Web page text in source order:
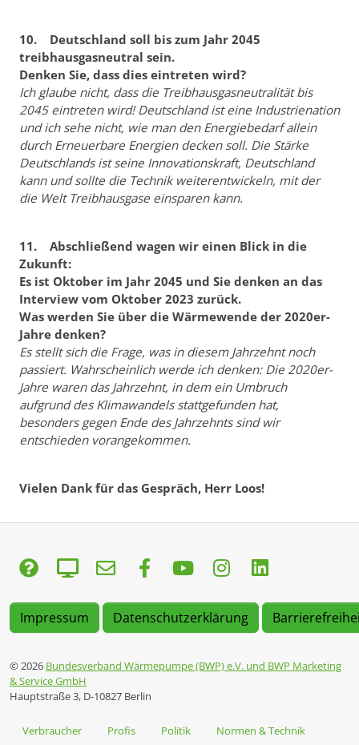
10. Deutschland soll bis zum Jahr 2045
treibhausgasneutral sein.
Denken Sie, dass dies eintreten wird?
Ich glaube nicht, dass die Treibhausgasneutralität bis
2045 eintreten wird! Deutschland ist eine Industrienation
und ich sehe nicht, wie man den Energiebedarf allein
durch Erneuerbare Energien decken soll. Die Stärke
Deutschlands ist seine Innovationskraft, Deutschland
kann und sollte die Technik weiterentwickeln, mit der
die Welt Treibhausgase einsparen kann.
11. Abschließend wagen wir einen Blick in die
Zukunft:
Es ist Oktober im Jahr 2045 und Sie denken an das
Interview vom Oktober 2023 zurück.
Was werden Sie über die Wärmewende der 2020er-
Jahre denken?
Es stellt sich die Frage, was in diesem Jahrzehnt noch
passiert. Wahrscheinlich werde ich denken: Die 2020er-
Jahre waren das Jahrzehnt, in dem ein Umbruch
aufgrund des Klimawandels stattgefunden hat,
besonders gegen Ende des Jahrzehnts sind wir
entschieden vorangekommen.
Vielen Dank für das Gespräch, Herr Loos!
Impressum Datenschutzerklärung
© 2026 Bundesverband Wärmepumpe (BWP) e.V. und BWP Marketing
& Service GmbH
Hauptstraße 3, D-10827 Berlin
Verbraucher Profis Politik Normen & Technik